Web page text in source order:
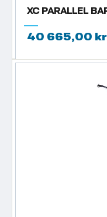
XC PARALLEL
40 665,00 kr